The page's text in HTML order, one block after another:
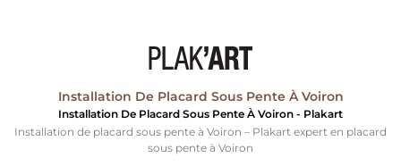
Installation De Placard Sous Pente À Voiron
Installation De Placard Sous Pente À Voiron - Plakart
Installation de placard sous pente à Voiron – Plakart expert en placard
sous pente à Voiron